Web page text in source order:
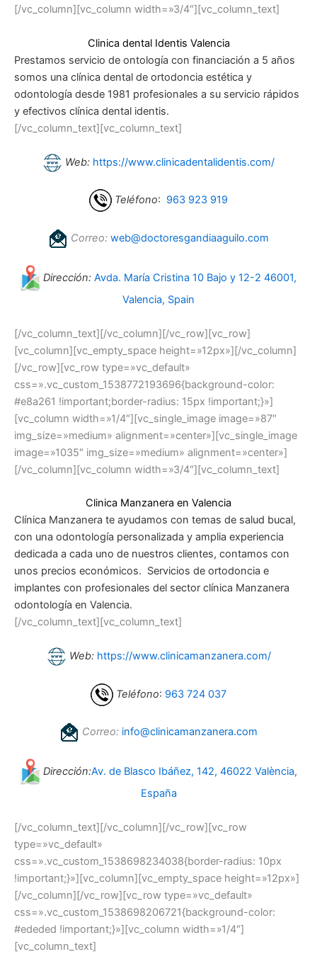
[/vc_column][vc_column width=»3/4″][vc_column_text]
Clinica dental Identis Valencia
Prestamos servicio de ontología con financiación a 5 años
somos una clínica dental de ortodoncia estética y
odontología desde 1981 profesionales a su servicio rápidos
y efectivos clínica dental identis.
[/vc_column_text][vc_column_text]
Web: https://www.clinicadentalidentis.com/
Teléfono: 963 923 919
Correo: web@doctoresgandiaaguilo.com
Dirección: Avda. María Cristina 10 Bajo y 12-2 46001,
Valencia, Spain
[/vc_column_text][/vc_column][/vc_row][vc_row]
[vc_column][vc_empty_space height=»12px»][/vc_column]
[/vc_row][vc_row type=»vc_default»
css=».vc_custom_1538772193696{background-color:
#e8a261 !important;border-radius: 15px !important;}»]
[vc_column width=»1/4″][vc_single_image image=»87″
img_size=»medium» alignment=»center»][vc_single_image
image=»1035″ img_size=»medium» alignment=»center»]
[/vc_column][vc_column width=»3/4″][vc_column_text]
Clinica Manzanera en Valencia
Clínica Manzanera te ayudamos con temas de salud bucal,
con una odontología personalizada y amplia experiencia
dedicada a cada uno de nuestros clientes, contamos con
unos precios económicos. Servicios de ortodoncia e
implantes con profesionales del sector clínica Manzanera
odontología en Valencia.
[/vc_column_text][vc_column_text]
Web: https://www.clinicamanzanera.com/
Teléfono: 963 724 037
Correo: info@clinicamanzanera.com
Dirección:Av. de Blasco Ibáñez, 142, 46022 València,
España
[/vc_column_text][/vc_column][/vc_row][vc_row
type=»vc_default»
css=».vc_custom_1538698234038{border-radius: 10px
!important;}»][vc_column][vc_empty_space height=»12px»]
[/vc_column][/vc_row][vc_row type=»vc_default»
css=».vc_custom_1538698206721{background-color:
#ededed !important;}»][vc_column width=»1/4″]
[vc_column_text]